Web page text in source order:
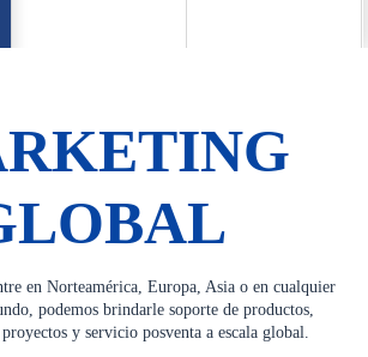
en Norteamérica, Europa, Asia o en cualquier
podemos brindarle soporte de productos,
y servicio posventa a escala global.